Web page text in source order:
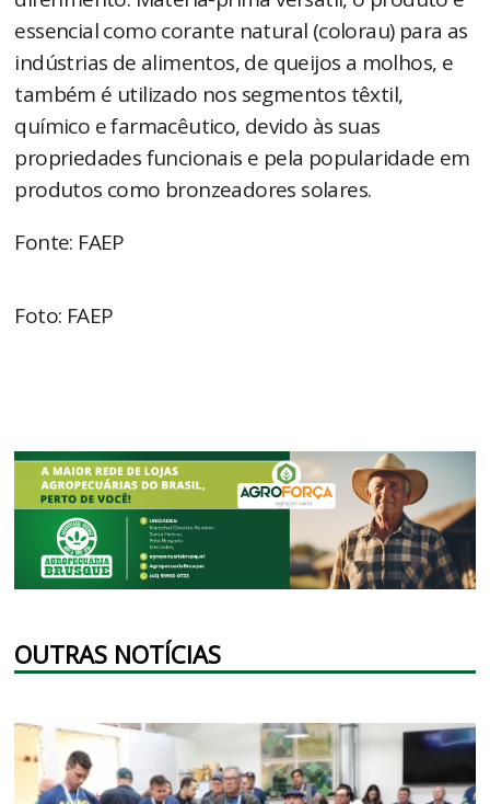
essencial como corante natural (colorau) para as
indústrias de alimentos, de queijos a molhos, e
também é utilizado nos segmentos têxtil,
químico e farmacêutico, devido às suas
propriedades funcionais e pela popularidade em
produtos como bronzeadores solares.
Fonte: FAEP
Foto: FAEP
OUTRAS NOTÍCIAS